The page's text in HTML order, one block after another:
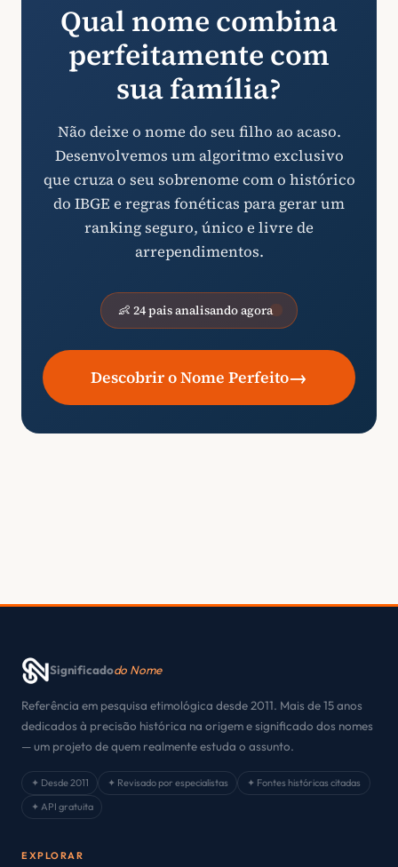
Qual nome combina
perfeitamente com
sua família?
Não deixe o nome do seu filho ao acaso.
Desenvolvemos um algoritmo exclusivo
que cruza o seu sobrenome com o histórico
do IBGE e regras fonéticas para gerar um
ranking seguro, único e livre de
arrependimentos.
👶 24 pais analisando agora
Descobrir o Nome Perfeito→
Significadodo Nome
Referência em pesquisa etimológica desde 2011. Mais de 15 anos
dedicados à precisão histórica na origem e significado dos nomes
— um projeto de quem realmente estuda o assunto.
✦ Desde 2011 ✦ Revisado por especialistas
✦ Fontes históricas citadas
✦ API gratuita
EXPLORAR